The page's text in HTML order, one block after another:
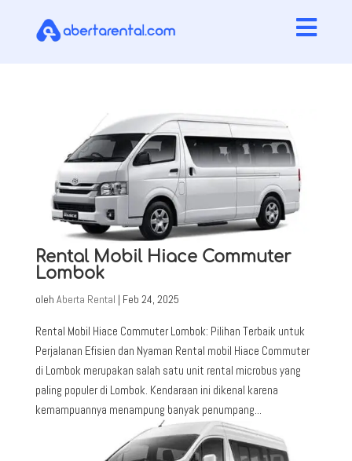

Rental Mobil Hiace Commuter
Lombok
oleh Aberta Rental | Feb 24, 2025
Rental Mobil Hiace Commuter Lombok: Pilihan Terbaik untuk
Perjalanan Efisien dan Nyaman Rental mobil Hiace Commuter
di Lombok merupakan salah satu unit rental microbus yang
paling populer di Lombok. Kendaraan ini dikenal karena
kemampuannya menampung banyak penumpang...